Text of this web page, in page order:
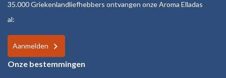
35.000 Griekenlandliefhebbers ontvangen onze Aroma Elladas
al:
Aanmelden
Onze bestemmingen